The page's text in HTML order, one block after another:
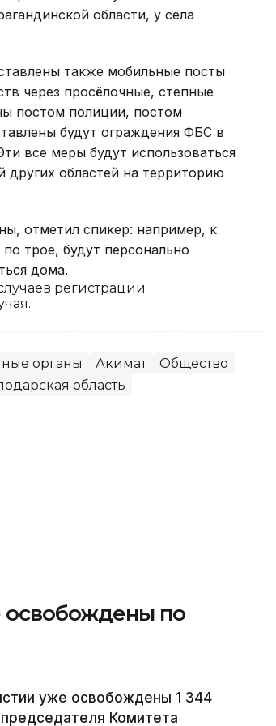
области, у села
также мобильные посты
через просёлочные, степные
постом полиции, постом
будут ограждения ФБС в
все меры будут использоваться
других областей на территорию
отметил спикер: например, к
трое, будут персонально
дома.
регистрации
органы Акимат
Общество
область
освобождены по
уже освобождены 1 344
Комитета